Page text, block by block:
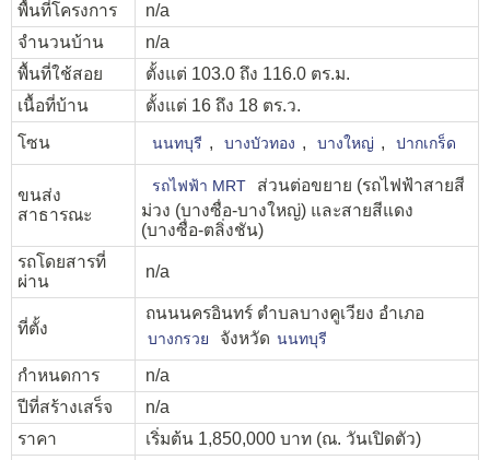
พื้นที่โครงการ
n/a
จำนวนบ้าน
n/a
พื้นที่ใช้สอย
ตั้งแต่ 103.0 ถึง 116.0 ตร.ม.
เนื้อที่บ้าน
ตั้งแต่ 16 ถึง 18 ตร.ว.
โซน
นนทบุรี , บางบัวทอง , บางใหญ่ , ปากเกร็ด
ขนส่ง
สาธารณะ
รถไฟฟ้า MRT
ส่วนต่อขยาย (รถไฟฟ้าสายสี
ม่วง (บางซื่อ-บางใหญ่) และสายสีแดง
(บางซื่อ-ตลิ่งชัน)
รถโดยสารที่
ผ่าน
n/a
ที่ตั้ง
ถนนนครอินทร์ ตำบลบางคูเวียง อำเภอ
บางกรวย จังหวัด นนทบุรี
กำหนดการ
n/a
ปีที่สร้างเสร็จ
n/a
ราคา
เริ่มต้น 1,850,000 บาท (ณ. วันเปิดตัว)